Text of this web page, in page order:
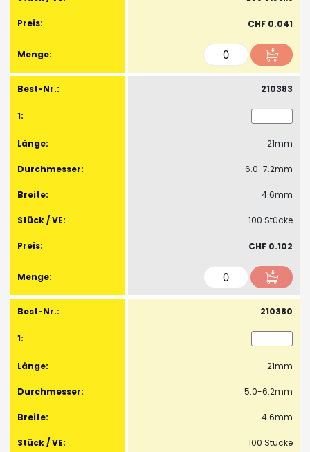
CHF 0.041
210383
21mm
6.0-7.2mm
4.6mm
100 Stücke
CHF 0.102
210380
21mm
5.0-6.2mm
4.6mm
100 Stücke